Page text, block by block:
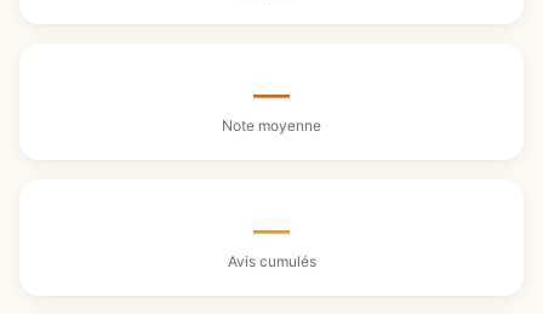
—
Note moyenne
—
Avis cumulés